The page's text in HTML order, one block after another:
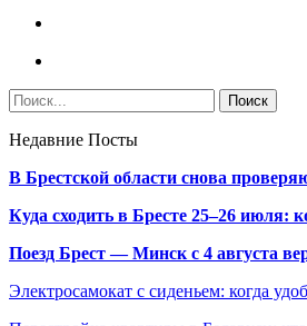
Недавние Посты
В Брестской области снова
Куда сходить в Бресте 25–26 июля:
Поезд Брест — Минск с 4 августа
Электросамокат с сиденьем: когда